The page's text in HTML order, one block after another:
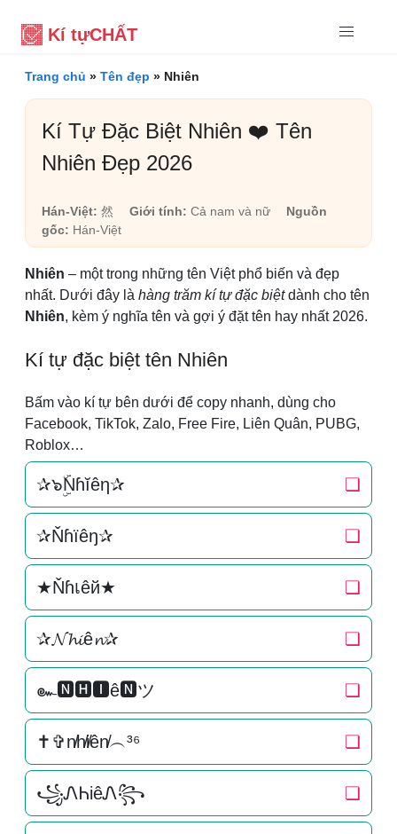
Kí tựCHẤT
Trang chủ » Tên đẹp » Nhiên
Kí Tự Đặc Biệt Nhiên ❤️ Tên
Nhiên Đẹp 2026
Hán-Việt: 然 Giới tính: Cả nam và nữ
Nguồn
gốc: Hán-Việt
Nhiên – một trong những tên Việt phổ biến và đẹp
nhất. Dưới đây là hàng trăm kí tự đặc biệtdành cho tên
Nhiên, kèm ý nghĩa tên và gợi ý đặt tên hay nhất 2026.
Kí tự đặc biệt tên Nhiên
Bấm vào kí tự bên dưới để copy nhanh, dùng cho
Facebook, TikTok, Zalo, Free Fire, Liên Quân, PUBG,
Roblox…
✰๖ۣۜNɦĭêη✰ ❏
✰Ňɦїêŋ✰ ❏
★Ňɦเêй★ ❏
✰𝓝𝓱𝓲ê𝓷✰ ❏
๛🅽🅷🅸ê🅽ツ ❏
✝✞n̸h̸i̸ên̸︵³⁶ ❏
꧁ᏁᏂiêᏁ꧂ ❏